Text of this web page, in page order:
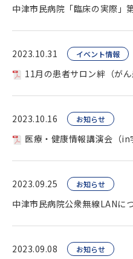
中津市民病院「臨床の実際」
2023.10.31 イベント情報
11月の患者サロン絆（がん患者さ
2023.10.16 お知らせ
医療・健康情報講演会（in
2023.09.25 お知らせ
中津市民病院公衆無線LANに
2023.09.08 お知らせ